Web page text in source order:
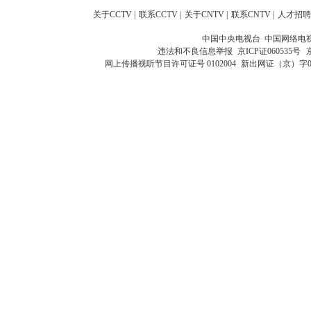
关于CCTV 联系CCTV 关于CNTV 联系CNTV 人才招聘
中国中央电视台 中国网络电
违法和不良信息举报 京ICP证060535号
网上传播视听节目许可证号 0102004 新出网证（京）